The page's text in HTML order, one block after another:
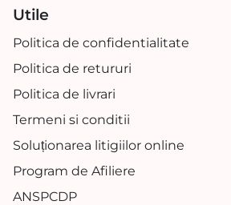
Utile
Politica de confidentialitate
Politica de retururi
Politica de livrari
Termeni si conditii
Soluționarea litigiilor online
Program de Afiliere
ANSPCDP